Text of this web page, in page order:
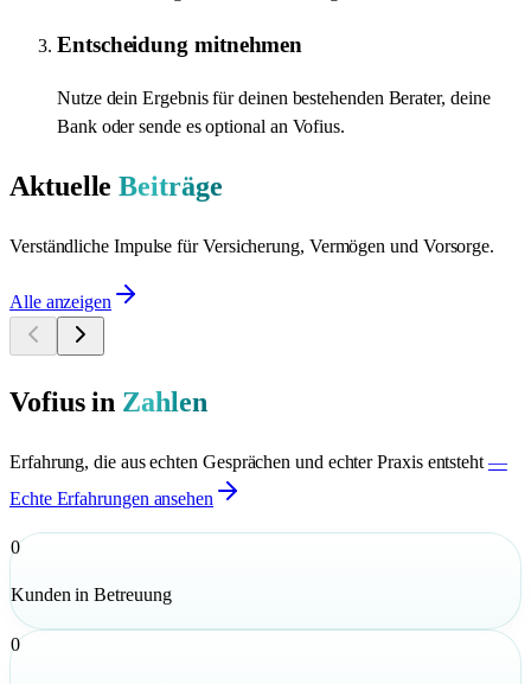
Entscheidung mitnehmen
Nutze dein Ergebnis für deinen bestehenden Berater, deine
Bank oder sende es optional an Vofius.
AktuelleBeiträge
Verständliche Impulse für Versicherung, Vermögen und Vorsorge.
Alle anzeigen
Vofius in Zahlen
Erfahrung, die aus echten Gesprächen und echter Praxis entsteht —
Echte Erfahrungen ansehen
0
Kunden in Betreuung
0